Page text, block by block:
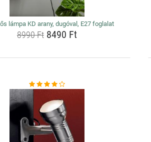
lámpa KD arany, dugóval, E27 foglalat
8990 Ft8490 Ft